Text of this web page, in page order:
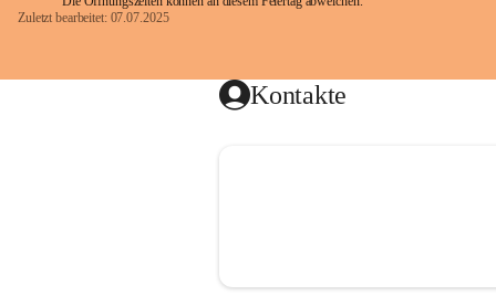
Zuletzt bearbeitet: 07.07.2025
Kontakte